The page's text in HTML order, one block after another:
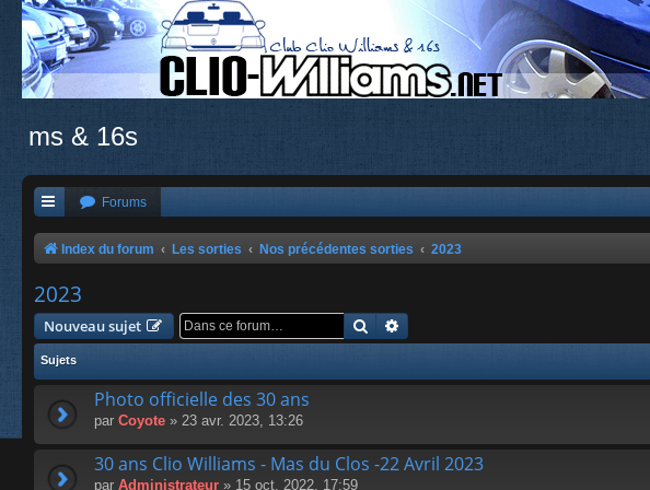
ms & 16s
Forums
Index du forum Les sorties Nos précédentes sorties 2023
2023
Nouveau sujet Rechercher
Sujets
Photo officielle des 30 ans
par Coyote » 23 avr. 2023, 13:26
30 ans Clio Williams - Mas du Clos -22 Avril 2023
par Administrateur » 15 oct. 2022, 17:59